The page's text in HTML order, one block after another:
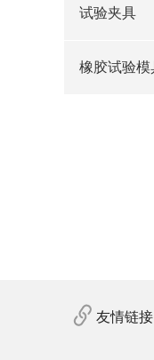
试验夹具
橡胶试验模
友情链接